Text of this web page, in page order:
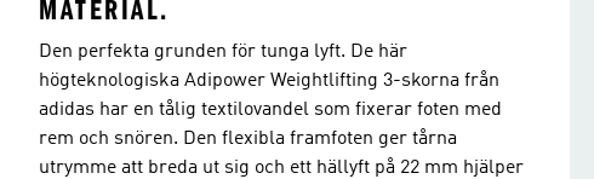
MATERIAL.
Den perfekta grunden för tunga lyft. De här
högteknologiska Adipower Weightlifting 3-skorna från
adidas har en tålig textilovandel som fixerar foten med
rem och snören. Den flexibla framfoten ger tårna
utrymme att breda ut sig och ett hällyft på 22 mm hjälper